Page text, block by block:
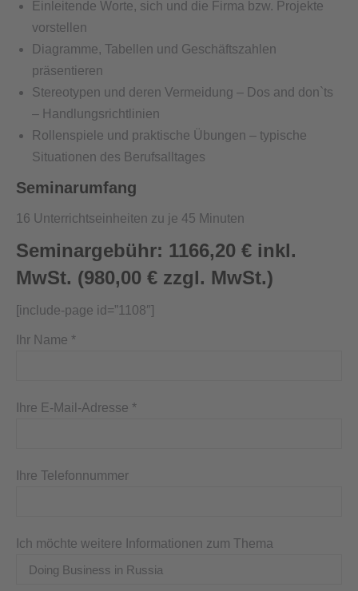
Einleitende Worte, sich und die Firma bzw. Projekte
vorstellen
Diagramme, Tabellen und Geschäftszahlen
präsentieren
Stereotypen und deren Vermeidung – Dos and don`ts
– Handlungsrichtlinien
Rollenspiele und praktische Übungen – typische
Situationen des Berufsalltages
Seminarumfang
16 Unterrichtseinheiten zu je 45 Minuten
Seminargebühr: 1166,20 € inkl.
MwSt. (980,00 € zzgl. MwSt.)
[include-page id=”1108″]
Ihr Name *
Ihre E-Mail-Adresse *
Ihre Telefonnummer
Ich möchte weitere Informationen zum Thema